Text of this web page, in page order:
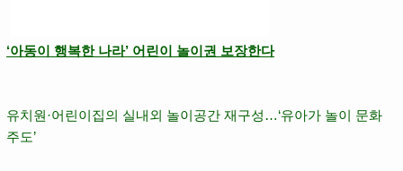
‘아동이 행복한 나라’ 어린이 놀이권 보장한다
유치원·어린이집의 실내외 놀이공간 재구성…‘유아가 놀이 문화
주도’